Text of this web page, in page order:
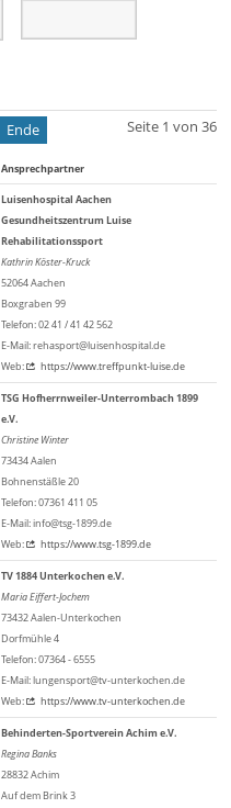
Seite 1 von 36
Ende
Ansprechpartner
Luisenhospital Aachen
Gesundheitszentrum Luise
Rehabilitationssport
Kathrin Köster-Kruck
52064 Aachen
Boxgraben 99
Telefon: 02 41 / 41 42 562
E-Mail: rehasport@luisenhospital.de
Web:
https://www.treffpunkt-luise.de
TSG Hofherrnweiler-Unterrombach 1899
e.V.
Christine Winter
73434 Aalen
Bohnenstäßle 20
Telefon: 07361 411 05
E-Mail: info@tsg-1899.de
Web:
https://www.tsg-1899.de
TV 1884 Unterkochen e.V.
Maria Eiffert-Jochem
73432 Aalen-Unterkochen
Dorfmühle 4
Telefon: 07364 - 6555
E-Mail: lungensport@tv-unterkochen.de
Web:
https://www.tv-unterkochen.de
Behinderten-Sportverein Achim e.V.
Regina Banks
28832 Achim
Auf dem Brink 3